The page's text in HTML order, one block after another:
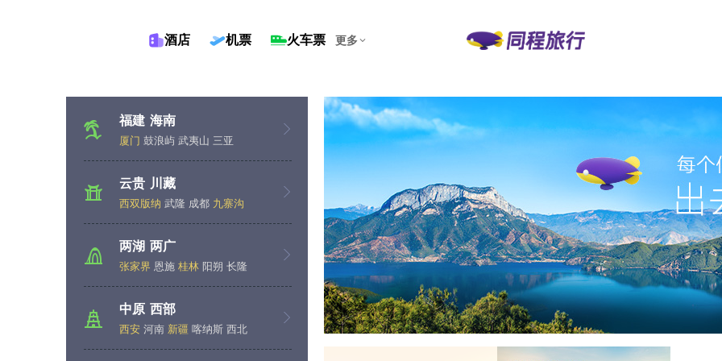
酒店 机票 火车票 更多
福建 海南
厦门 鼓浪屿 武夷山 三亚
云贵 川藏
西双版纳 武隆 成都 九寨沟
两湖 两广
张家界 恩施 桂林 阳朔 长隆
中原 西部
西安 河南 新疆 喀纳斯 西北